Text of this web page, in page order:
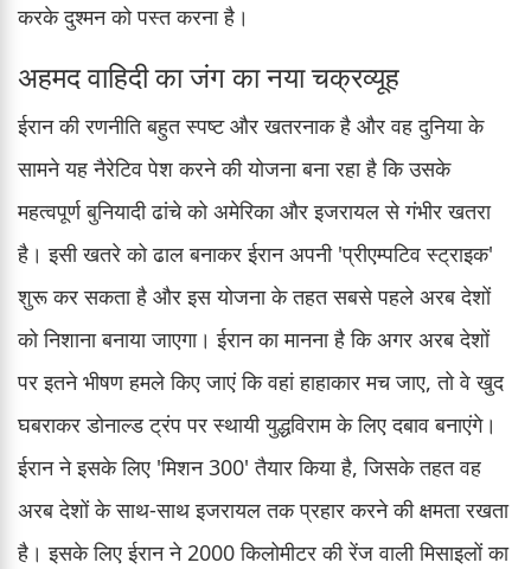
करके दुश्मन को पस्त करना है।
अहमद वाहिदी का जंग का नया चक्रव्यूह
ईरान की रणनीति बहुत स्पष्ट और खतरनाक है और वह दुनिया के
सामने यह नैरेटिव पेश करने की योजना बना रहा है कि उसके
महत्वपूर्ण बुनियादी ढांचे को अमेरिका और इजरायल से गंभीर खतरा
है। इसी खतरे को ढाल बनाकर ईरान अपनी 'प्रीएम्पटिव स्ट्राइक'
शुरू कर सकता है और इस योजना के तहत सबसे पहले अरब देशों
को निशाना बनाया जाएगा। ईरान का मानना है कि अगर अरब देशों
पर इतने भीषण हमले किए जाएं कि वहां हाहाकार मच जाए, तो वे खुद
घबराकर डोनाल्ड ट्रंप पर स्थायी युद्धविराम के लिए दबाव बनाएंगे।
ईरान ने इसके लिए 'मिशन 300' तैयार किया है, जिसके तहत वह
अरब देशों के साथ-साथ इजरायल तक प्रहार करने की क्षमता रखता
है। इसके लिए ईरान ने 2000 किलोमीटर की रेंज वाली मिसाइलों का